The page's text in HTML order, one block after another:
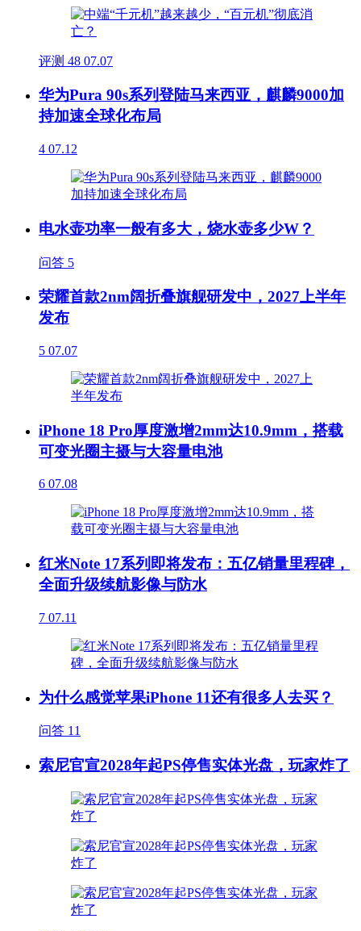
评测 48 07.07
华为Pura 90s系列登陆马来西亚，麒麟9000加
持加速全球化布局
4 07.12
电水壶功率一般有多大，烧水壶多少W？
问答 5
荣耀首款2nm阔折叠旗舰研发中，2027上半年
发布
5 07.07
iPhone 18 Pro厚度激增2mm达10.9mm，搭载
可变光圈主摄与大容量电池
6 07.08
红米Note 17系列即将发布：五亿销量里程碑，
全面升级续航影像与防水
7 07.11
为什么感觉苹果iPhone 11还有很多人去买？
问答 11
索尼官宣2028年起PS停售实体光盘，玩家炸了